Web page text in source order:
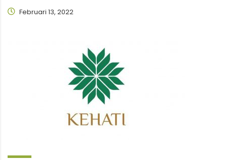
Februari 13, 2022